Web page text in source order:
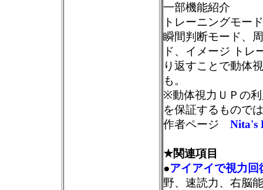
一部機能紹介
トレーニングモー
瞬間判断モード、
ド、イメージ トレ
り返すことで動体
も。
※動体視力ＵＰの
を保証するもので
作者ページ Nita's
★関連項目
●アイアイで視力回
野、速読力、右脳